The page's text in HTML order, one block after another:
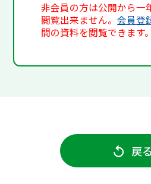
非会員の方は公開から一
閲覧出来ません。会員登
間の資料を閲覧できます。
戻る